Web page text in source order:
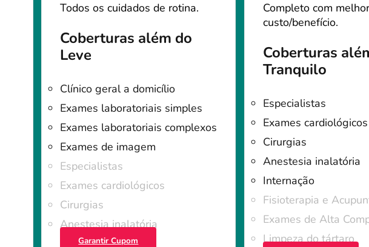
Todos os cuidados de rotina.
Coberturas além do
Leve
Clínico geral a domicílio
Exames laboratoriais simples
Exames laboratoriais complexos
Exames de imagem
Especialistas
Exames cardiológicos
Cirurgias
Anestesia inalatória
Garantir Cupom
Completo com melhor
custo/benefício.
Coberturas
Tranquilo
Especialistas
Exames cardiológicos
Cirurgias
Anestesia inalatória
Internação
Fisioterapia e
Exames de Alta
Limpeza do tártaro